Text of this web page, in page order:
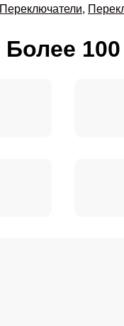
Переключатели,
Более